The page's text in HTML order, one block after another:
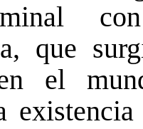
que
el